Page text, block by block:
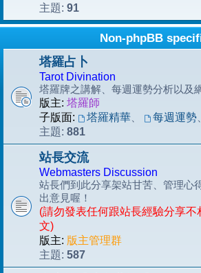
主題: 91
Non-phpBB
塔羅占卜
Tarot Divination
塔羅牌之講解、每週運勢分析以及
版主: 塔羅師
子版面:
塔羅精華、 每週運勢
主題: 881
站長交流
Webmasters Discussion
站長們到此分享架站甘苦、管理心
出意見喔！
(請勿發表任何跟站長經驗分享不
文)
版主: 版主管理群
主題: 587